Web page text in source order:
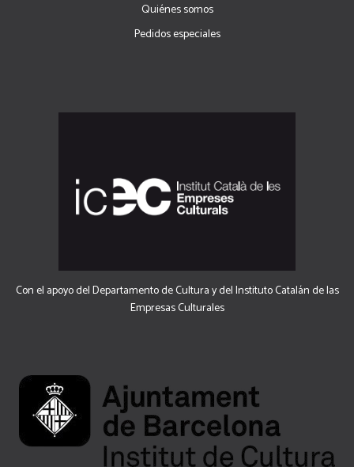
Quiénes somos
Pedidos especiales
Con el apoyo del Departamento de Cultura y del Instituto Catalán de las
Empresas Culturales